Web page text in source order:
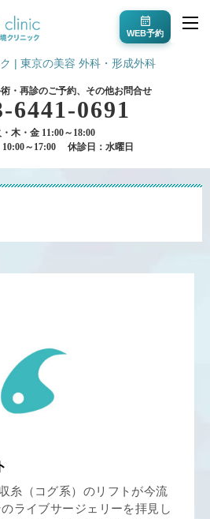
WEB予約
| 東京の美容 外科・形成外科
・再診のご予約、その他お問合せ
6441-0691
木・金 11:00～18:00
～17:00
休診日：水曜日
糸（コグ系）のリフトが今流
ライブサージェリーを拝見し